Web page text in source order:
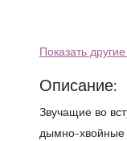
Показать
Описание:
Звучащие во
дымно-хвойные